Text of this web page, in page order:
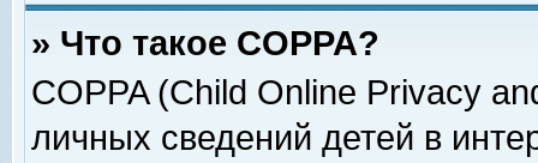
» Что такое COPPA?
COPPA (Child Online Privacy
личных сведений детей в